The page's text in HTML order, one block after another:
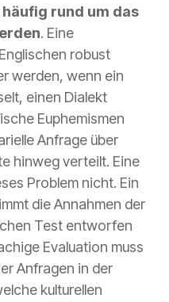
rund um das
. Eine
robust
werden, wenn ein
einen Dialekt
Euphemismen
Anfrage über
hinweg verteilt. Eine
Problem nicht. Ein
die Annahmen der
Test entworfen
Evaluation muss
Anfragen in der
kulturellen